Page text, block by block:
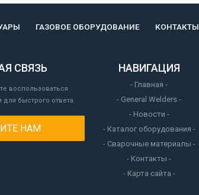
ГАЗОВОЕ ОБОРУДОВАНИЕ КОНТАКТЫ
СВЯЗЬ
воспользоваться
быстрого ответа.
НАМ
НАВИГАЦИЯ
- Главная -
- General Welders -
- Новости -
- Каталог оборудования -
- Сварочные материалы -
- Контакты -
- Карта сайта -